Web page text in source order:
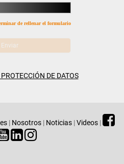
de rellenar el formulario
DE DATOS
| Nosotros | Noticias |Videos |